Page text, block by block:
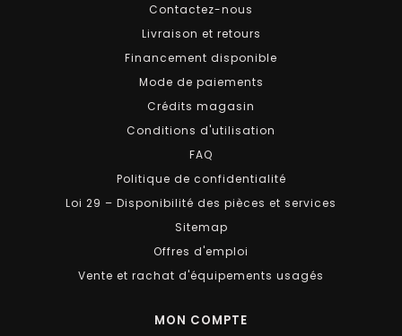
Contactez-nous
Livraison et retours
Financement disponible
Mode de paiements
Crédits magasin
Conditions d'utilisation
FAQ
Politique de confidentialité
Loi 29 – Disponibilité des pièces et services
Sitemap
Offres d'emploi
Vente et rachat d'équipements usagés
MON COMPTE